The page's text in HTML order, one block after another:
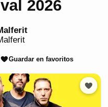
2026
Guardar en favoritos